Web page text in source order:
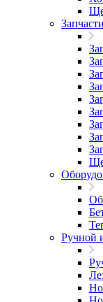
Ручной